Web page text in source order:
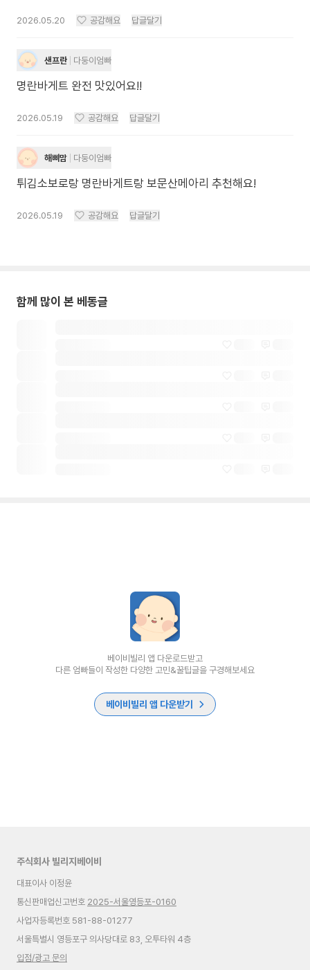
2026.05.20 공감해요 답글달기
샌프란 다둥이엄빠
명란바게트 완전 맛있어요!!
2026.05.19 공감해요 답글달기
해삐맘 다둥이엄빠
튀김소보로랑 명란바게트랑 보문산메아리 추천해요!
2026.05.19 공감해요 답글달기
함께 많이 본 베동글
베이비빌리 앱 다운로드받고
다른 엄빠들이 작성한 다양한 고민&꿀팁글을 구경해보세요
베이비빌리 앱 다운받기
주식회사 빌리지베이비
대표이사 이정윤
통신판매업신고번호 2025-서울영등포-0160
사업자등록번호 581-88-01277
서울특별시 영등포구 의사당대로 83, 오투타워 4층
입점/광고 문의